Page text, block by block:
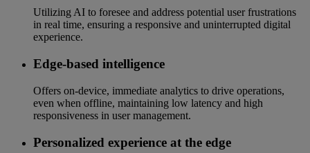
Utilizing AI to foresee and address potential user frustrations
in real time, ensuring a responsive and uninterrupted digital
experience.
Edge-based intelligence
Offers on-device, immediate analytics to drive operations,
even when offline, maintaining low latency and high
responsiveness in user management.
Personalized experience at the edge